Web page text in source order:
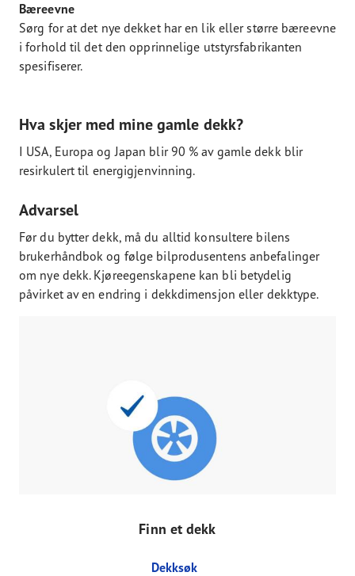
Bæreevne
Sørg for at det nye dekket har en lik eller større bæreevne
i forhold til det den opprinnelige utstyrsfabrikanten
spesifiserer.
Hva skjer med mine gamle dekk?
I USA, Europa og Japan blir 90 % av gamle dekk blir
resirkulert til energigjenvinning.
Advarsel
Før du bytter dekk, må du alltid konsultere bilens
brukerhåndbok og følge bilprodusentens anbefalinger
om nye dekk. Kjøreegenskapene kan bli betydelig
påvirket av en endring i dekkdimensjon eller dekktype.
Finn et dekk
Dekksøk